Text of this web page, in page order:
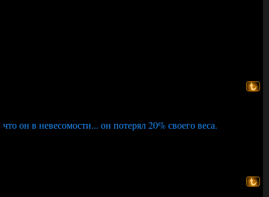
он в невесомости... он потерял 20% своего веса.